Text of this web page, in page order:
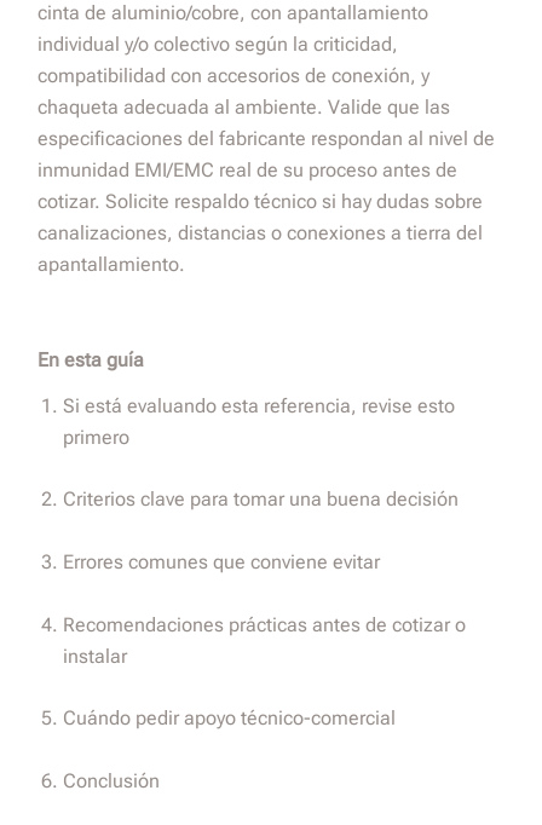
cinta de aluminio/cobre, con apantallamiento
individual y/o colectivo según la criticidad,
compatibilidad con accesorios de conexión, y
chaqueta adecuada al ambiente. Valide que las
especificaciones del fabricante respondan al nivel de
inmunidad EMI/EMC real de su proceso antes de
cotizar. Solicite respaldo técnico si hay dudas sobre
canalizaciones, distancias o conexiones a tierra del
apantallamiento.
En esta guía
Si está evaluando esta referencia, revise esto
primero
Criterios clave para tomar una buena decisión
Errores comunes que conviene evitar
Recomendaciones prácticas antes de cotizar o
instalar
Cuándo pedir apoyo técnico-comercial
Conclusión